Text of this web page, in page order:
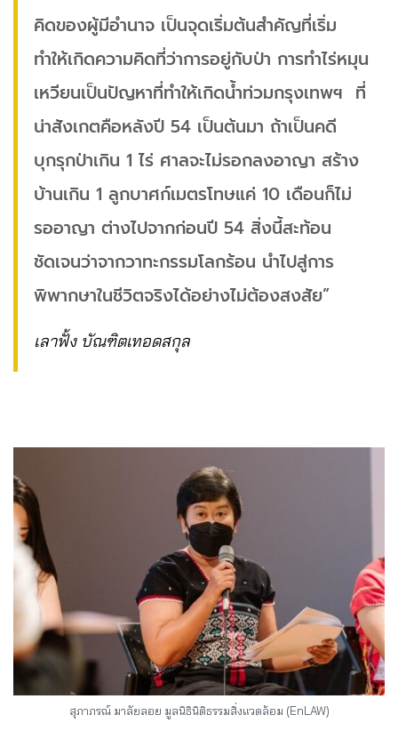
คิดของผู้มีอำนาจ เป็นจุดเริ่มต้นสำคัญที่เริ่ม
ทำให้เกิดความคิดที่ว่าการอยู่กับป่า การทำไร่หมุน
เหวียนเป็นปัญหาที่ทำให้เกิดน้ำท่วมกรุงเทพฯ ที่
น่าสังเกตคือหลังปี 54 เป็นต้นมา ถ้าเป็นคดี
บุกรุกป่าเกิน 1 ไร่ ศาลจะไม่รอกลงอาญา สร้าง
บ้านเกิน 1 ลูกบาศก์เมตรโทษแค่ 10 เดือนก็ไม่
รออาญา ต่างไปจากก่อนปี 54 สิ่งนี้สะท้อน
ชัดเจนว่าจากวาทะกรรมโลกร้อน นำไปสู่การ
พิพากษาในชีวิตจริงได้อย่างไม่ต้องสงสัย”
เลาฟั้ง บัณฑิตเทอดสกุล
สุภาภรณ์ มาลัยลอย มูลนิธินิติธรรมสิ่งแวดล้อม (EnLAW)